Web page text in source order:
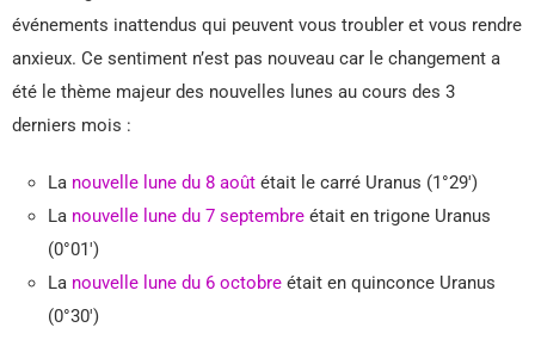
événements inattendus qui peuvent vous troubler et vous rendre
anxieux. Ce sentiment n’est pas nouveau car le changement a
été le thème majeur des nouvelles lunes au cours des 3
derniers mois :
La nouvelle lune du 8 août était le carré Uranus (1°29′)
La nouvelle lune du 7 septembre était en trigone Uranus
(0°01′)
La nouvelle lune du 6 octobre était en quinconce Uranus
(0°30′)